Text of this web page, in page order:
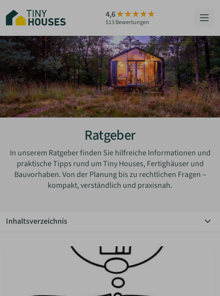
Hauptinhalt
springen
4,6
513 Bewertungen
HÄUSER
BERATUNG
GRUNDSTÜCKE
ÜBER UNS
ZUM HAUS-FINDER
MERKLISTE
Ratgeber
In unserem Ratgeber finden Sie hilfreiche Informationen und
praktische Tipps rund um Tiny Houses, Fertighäuser und
Bauvorhaben. Von der Planung bis zu rechtlichen Fragen –
kompakt, verständlich und praxisnah.
Inhaltsverzeichnis